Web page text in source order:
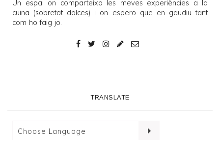
Un espai on comparteixo les meves experiències a la
cuina (sobretot dolces) i on espero que en gaudiu tant
com ho faig jo.
TRANSLATE